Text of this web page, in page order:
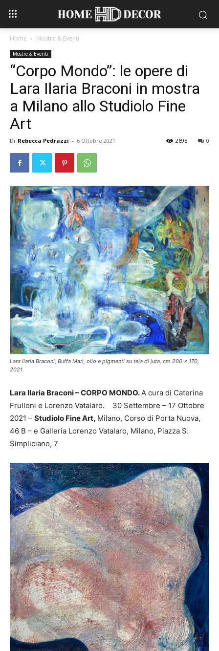
Home Mostre & Eventi
Mostre & Eventi
“Corpo Mondo”: le opere di
Lara Ilaria Braconi in mostra
a Milano allo Studiolo Fine
Art
Di Rebecca Pedrazzi - 6 Ottobre 2021 0
2695
Lara Ilaria Braconi, Buffa Marì, olio e pigmenti su tela di juta, cm 200 x 170,
2021.
Lara Ilaria Braconi – CORPO MONDO. A cura di Caterina
Frulloni e Lorenzo Vatalaro. 30 Settembre – 17 Ottobre
2021 – Studiolo Fine Art, Milano, Corso di Porta Nuova,
46 B – e Galleria Lorenzo Vatalaro, Milano, Piazza S.
Simpliciano, 7